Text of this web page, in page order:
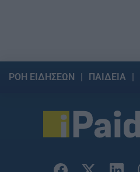
ΡΟΗ ΕΙΔΗΣΕΩΝ ΠΑΙΔΕΙΑ